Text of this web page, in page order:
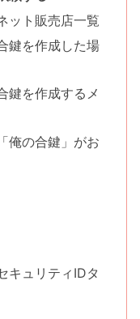
ット販売店一覧
鍵を作成した場
鍵を作成するメ
俺の合鍵」がお
キュリティIDタ